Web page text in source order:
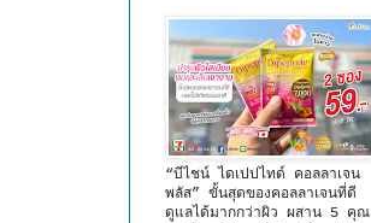
“บีไชน์ ไดเปปไทด์ คอลลาเจน
พลัส” ขั้นสุดของคอลลาเจนที่ดี
ดูแลได้มากกว่าผิว ผสาน 5 คุณ